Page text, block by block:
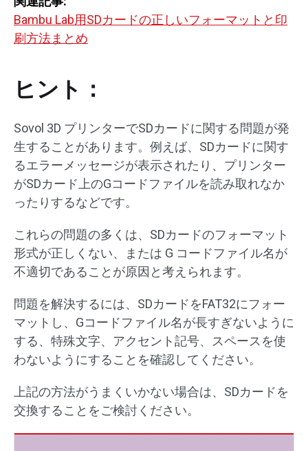
Bambu Lab用SDカードの正しいフォーマットと印
刷方法まとめ
ヒント：
Sovol 3D プリンターでSDカードに関する問題が発
生することがあります。例えば、SDカードに関す
るエラーメッセージが表示されたり、プリンター
がSDカード上のGコードファイルを読み取れなか
ったりするなどです。
これらの問題の多くは、SDカードのフォーマット
形式が正しくない、または G コードファイル名が
不適切であることが原因と考えられます。
問題を解決するには、SDカードをFAT32にフォー
マットし、Gコードファイル名が長すぎないように
する、特殊文字、アクセント記号、スペースを使
わないようにすることを確認してください。
上記の方法がうまくいかない場合は、SDカードを
交換することをご検討ください。